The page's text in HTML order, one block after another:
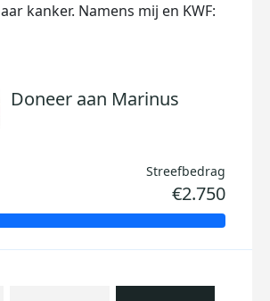
kanker. Namens mij en KWF:
Doneer aan Marinus
Streefbedrag
€2.750